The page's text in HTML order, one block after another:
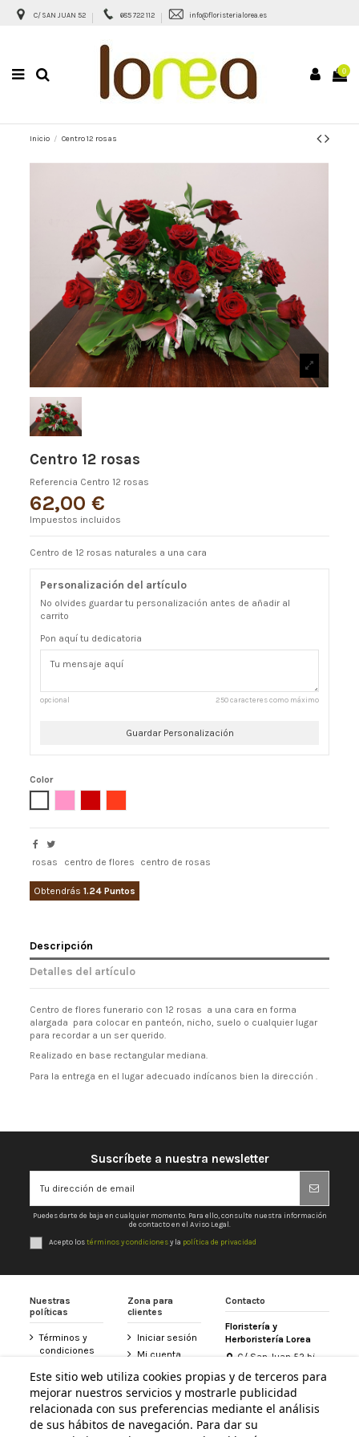
C/ SAN JUAN 52 685 722 112 info@floristerialorea.es
0
Inicio Centro 12 rosas
Centro 12 rosas
Referencia Centro 12 rosas
62,00 €
Impuestos incluidos
Centro de 12 rosas naturales a una cara
Personalización del artículo
No olvides guardar tu personalización antes de añadir al
carrito
Pon aquí tu dedicatoria
opcional 250 caracteres como máximo
Guardar Personalización
Color
rosas centro de flores centro de rosas
Obtendrás1.24 Puntos
Descripción
Detalles del artículo
Centro de flores funerario con 12 rosas a una cara en forma
alargada para colocar en panteón, nicho, suelo o cualquier lugar
para recordar a un ser querido.
Realizado en base rectangular mediana.
Para la entrega en el lugar adecuado indícanos bien la dirección .
Suscríbete a nuestra newsletter
Puedes darte de baja en cualquier momento. Para ello, consulte nuestra información
de contacto en el Aviso Legal.
Acepto lostérminos y condicionesy la política de privacidad
Nuestras
políticas
Términos y
condiciones
privacidad
Aviso legal
Política de
cookies
Zona para
clientes
Iniciar sesión
Mi cuenta
Historial de
pedidos
Tarjeta
Floristería
Lorea
Contacto
Floristería y
Herboristería Lorea
C/ San Juan 52 bj
31800 Altsasu /
Alsasua (Navarra)
948 467 426
info@floristerialorea.es
Este sitio web utiliza cookies propias y de terceros para
mejorar nuestros servicios y mostrarle publicidad
relacionada con sus preferencias mediante el análisis
de sus hábitos de navegación. Para dar su